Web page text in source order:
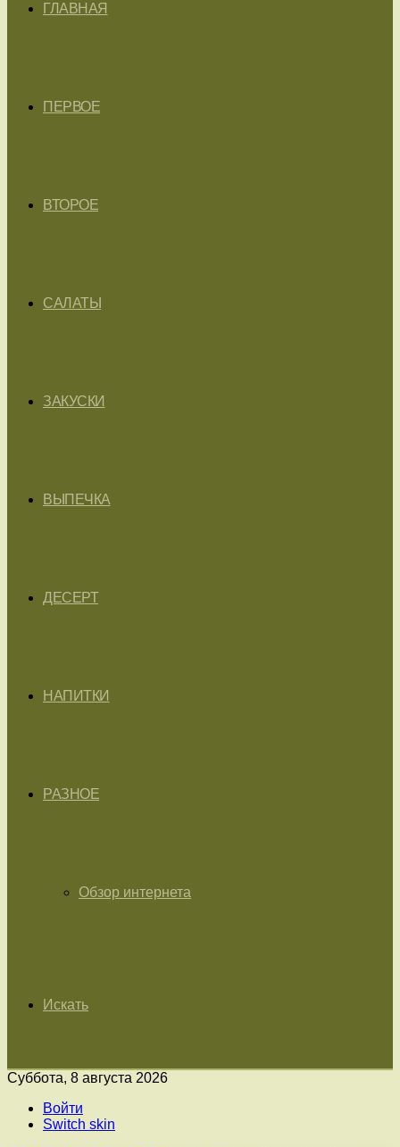
ГЛАВНАЯ
ПЕРВОЕ
ВТОРОЕ
САЛАТЫ
ЗАКУСКИ
ВЫПЕЧКА
ДЕСЕРТ
НАПИТКИ
РАЗНОЕ
Обзор интернета
Искать
Суббота, 8 августа 2026
Войти
Switch skin